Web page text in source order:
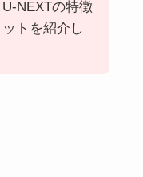
NEXTの特徴
トを紹介し